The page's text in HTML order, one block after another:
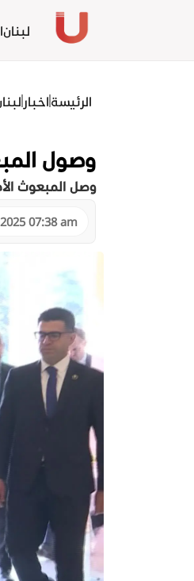
لبنان
الرئيسةاخبار
وصول
وصل المبعوث
07:38 am